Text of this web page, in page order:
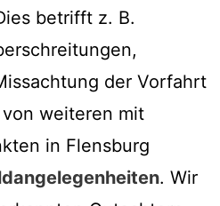
betrifft z. B.
der Vorfahrt
weiteren mit
in Flensburg
. Wir